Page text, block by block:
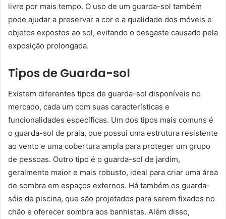
livre por mais tempo. O uso de um guarda-sol também
pode ajudar a preservar a cor e a qualidade dos móveis e
objetos expostos ao sol, evitando o desgaste causado pela
exposição prolongada.
Tipos de Guarda-sol
Existem diferentes tipos de guarda-sol disponíveis no
mercado, cada um com suas características e
funcionalidades específicas. Um dos tipos mais comuns é
o guarda-sol de praia, que possui uma estrutura resistente
ao vento e uma cobertura ampla para proteger um grupo
de pessoas. Outro tipo é o guarda-sol de jardim,
geralmente maior e mais robusto, ideal para criar uma área
de sombra em espaços externos. Há também os guarda-
sóis de piscina, que são projetados para serem fixados no
chão e oferecer sombra aos banhistas. Além disso,